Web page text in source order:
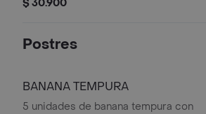
$ 30.900
Postres
BANANA TEMPURA
5 unidades de banana tempura con